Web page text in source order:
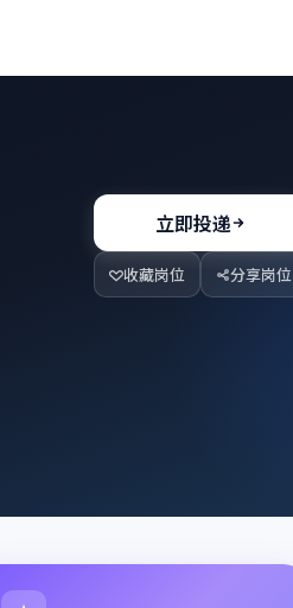
立即投递
收藏岗位 分享岗位